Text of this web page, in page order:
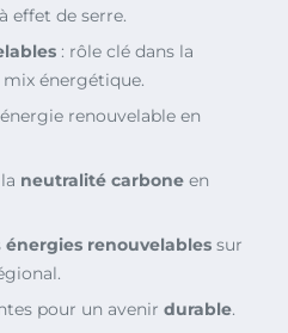
effet de serre.
: rôle clé dans la
énergétique.
renouvelable en
neutralité carbone en
énergies renouvelables sur
pour un avenir durable.